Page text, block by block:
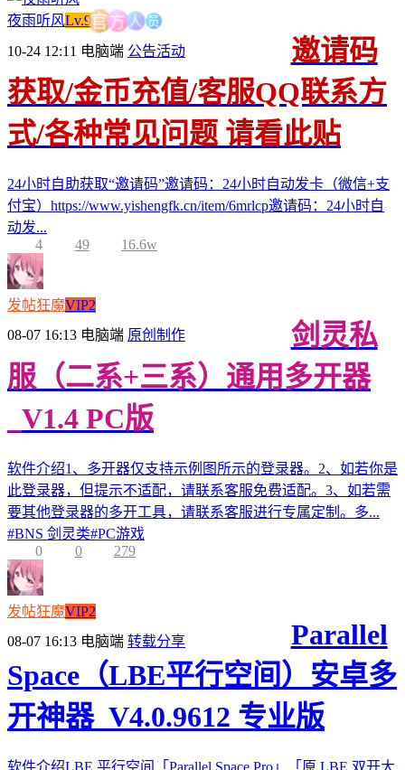
夜雨听风Lv.9官 方人员
10-24 12:11 电脑端 公告活动
邀请码
获取/金币充值/客服QQ联系方
式/各种常见问题 请看此贴
24小时自助获取“邀请码”邀请码：24小时自动发卡（微信+支
付宝）https://www.yishengfk.cn/item/6mrlcp邀请码：24小时自
动发...
4
49 16.6w
发帖狂魔VIP2
08-07 16:13 电脑端 原创制作
剑灵私
服（二系+三系）通用多开器
_V1.4 PC版
软件介绍1、多开器仅支持示例图所示的登录器。2、如若你是
此登录器，但提示不适配，请联系客服免费适配。3、如若需
要其他登录器的多开工具，请联系客服进行专属定制。多...
#BNS 剑灵类#PC游戏
0
0 279
发帖狂魔VIP2
08-07 16:13 电脑端 转载分享
Parallel
Space（LBE平行空间）安卓多
开神器_V4.0.9612 专业版
软件介绍LBE 平行空间「Parallel Space Pro」「原 LBE 双开大